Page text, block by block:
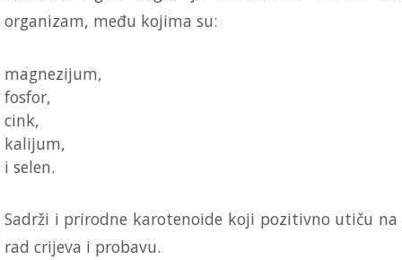
organizam, među kojima su:
magnezijum,
fosfor,
cink,
kalijum,
i selen.
Sadrži i prirodne karotenoide koji pozitivno utiču na
rad crijeva i probavu.